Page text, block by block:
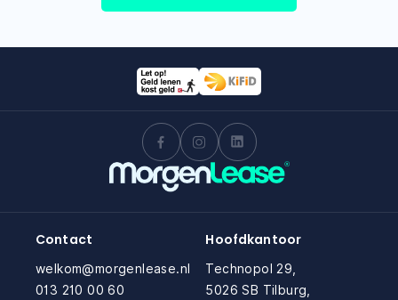
Contact
welkom@morgenlease.nl
013 210 00 60
Hoofdkantoor
Technopol 29,
5026 SB Tilburg,